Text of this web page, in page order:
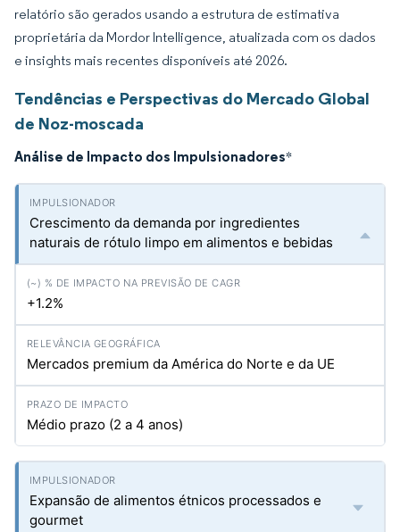
relatório são gerados usando a estrutura de estimativa
proprietária da Mordor Intelligence, atualizada com os dados
e insights mais recentes disponíveis até 2026.
Tendências e Perspectivas do Mercado Global
de Noz-moscada
Análise de Impacto dos Impulsionadores*
Crescimento da demanda por ingredientes
naturais de rótulo limpo em alimentos e bebidas
+1.2%
Mercados premium da América do Norte e da UE
Médio prazo (2 a 4 anos)
Expansão de alimentos étnicos processados e
gourmet